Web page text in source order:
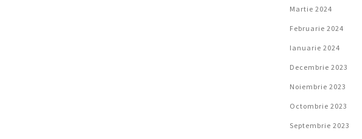
Martie 2024
Februarie 2024
Ianuarie 2024
Decembrie 2023
Noiembrie 2023
Octombrie 2023
Septembrie 2023